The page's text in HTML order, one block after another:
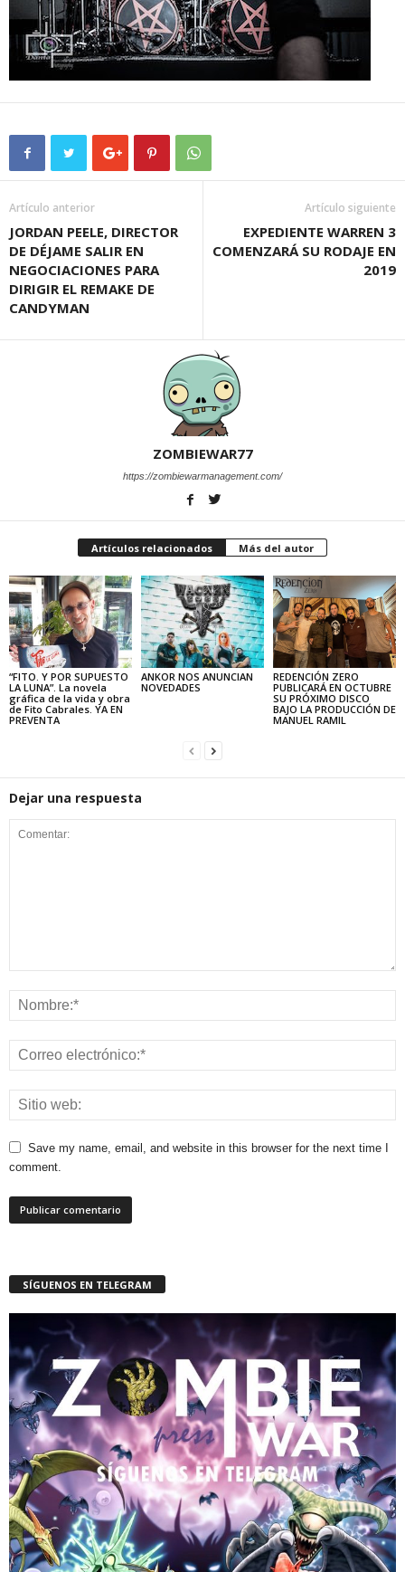
Artículo anterior
JORDAN PEELE, DIRECTOR
DE DÉJAME SALIR EN
NEGOCIACIONES PARA
DIRIGIR EL REMAKE DE
CANDYMAN
Artículo siguiente
EXPEDIENTE WARREN 3
COMENZARÁ SU RODAJE EN
2019
ZOMBIEWAR77
https://zombiewarmanagement.com/
Artículos relacionados Más del autor
“FITO. Y POR SUPUESTO
LA LUNA”. La novela
gráfica de la vida y obra
de Fito Cabrales. YA EN
PREVENTA
ANKOR NOS ANUNCIAN
NOVEDADES
REDENCIÓN ZERO
PUBLICARÁ EN OCTUBRE
SU PRÓXIMO DISCO
BAJO LA PRODUCCIÓN DE
MANUEL RAMIL
Dejar una respuesta
Save my name, email, and website in this browser for the next time I
comment.
SÍGUENOS EN TELEGRAM